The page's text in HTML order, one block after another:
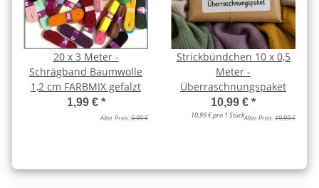
20 x 3 Meter -
Schrägband Baumwolle
1,2 cm FARBMIX gefalzt
1,99 € *
Alter Preis:9,99 €
Strickbündchen 10 x 0,5
Meter -
Überraschnungspaket
10,99 € *
10,99 € pro 1 StückAlter Preis:19,99 €